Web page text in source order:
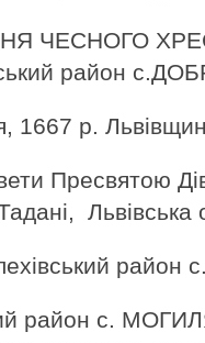
ЧЕСНОГО
район
1667 р.
Пресвятою
Львівська
район
район с.